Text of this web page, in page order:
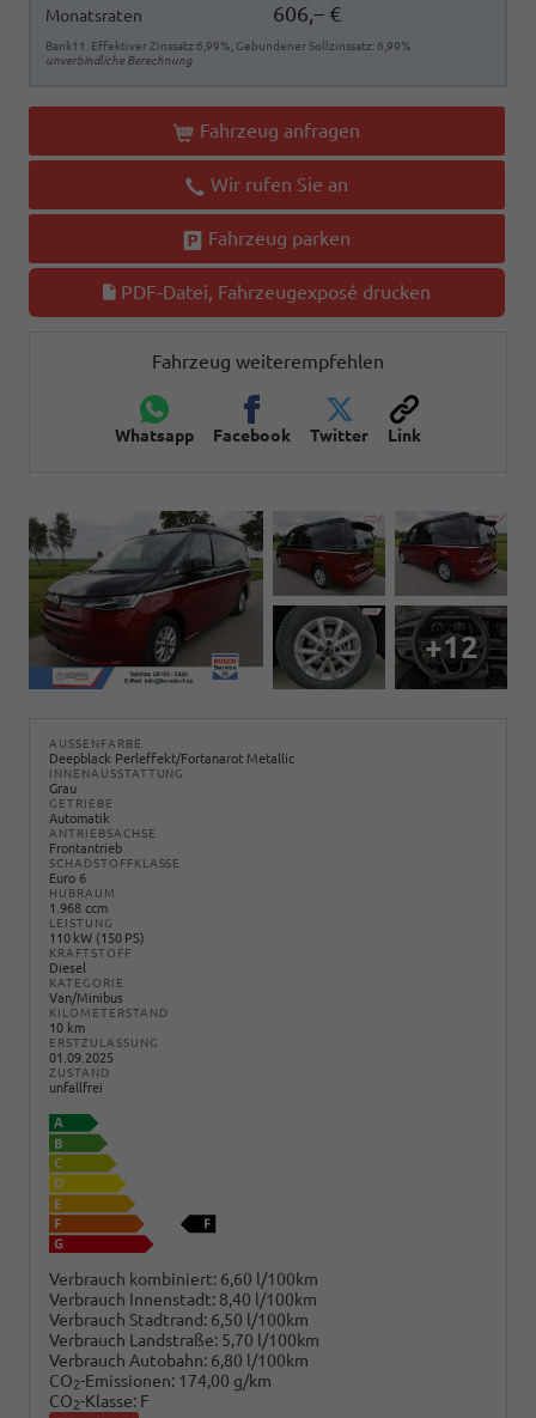
Monatsraten
606,– €
Bank11. Effektiver Zinssatz:6,99%, Gebundener Sollzinssatz: 6,99%
unverbindliche Berechnung
Fahrzeug anfragen
Wir rufen Sie an
Fahrzeug parken
PDF-Datei, Fahrzeugexposé drucken
Fahrzeug weiterempfehlen
Whatsapp Facebook Twitter Link
+12
AUSSENFARBE
Deepblack Perleffekt/Fortanarot Metallic
INNENAUSSTATTUNG
Grau
GETRIEBE
Automatik
ANTRIEBSACHSE
Frontantrieb
SCHADSTOFFKLASSE
Euro 6
HUBRAUM
1.968 ccm
LEISTUNG
110 kW (150 PS)
KRAFTSTOFF
Diesel
KATEGORIE
Van/Minibus
KILOMETERSTAND
10 km
ERSTZULASSUNG
01.09.2025
ZUSTAND
unfallfrei
Verbrauch kombiniert: 6,60 l/100km
Verbrauch Innenstadt: 8,40 l/100km
Verbrauch Stadtrand: 6,50 l/100km
Verbrauch Landstraße: 5,70 l/100km
Verbrauch Autobahn: 6,80 l/100km
CO2-Emissionen: 174,00 g/km
CO2-Klasse: F